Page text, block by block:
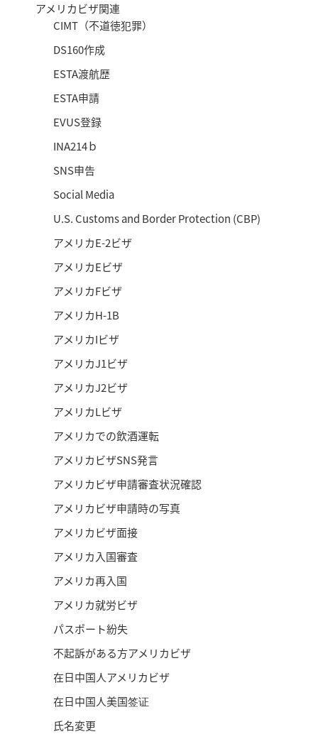
アメリカビザ関連
CIMT（不道徳犯罪）
DS160作成
ESTA渡航歴
ESTA申請
EVUS登録
INA214ｂ
SNS申告
Social Media
U.S. Customs and Border Protection (CBP)
アメリカE-2ビザ
アメリカEビザ
アメリカFビザ
アメリカH-1B
アメリカIビザ
アメリカJ1ビザ
アメリカJ2ビザ
アメリカLビザ
アメリカでの飲酒運転
アメリカビザSNS発言
アメリカビザ申請審査状況確認
アメリカビザ申請時の写真
アメリカビザ面接
アメリカ入国審査
アメリカ再入国
アメリカ就労ビザ
パスポート紛失
不起訴がある方アメリカビザ
在日中国人アメリカビザ
在日中国人美国签证
氏名変更